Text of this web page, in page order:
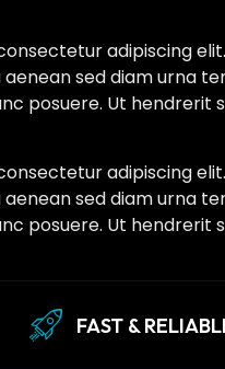
adipiscing
aenean sed diam urna
posuere. Ut
adipiscing
aenean sed diam urna
posuere. Ut
FAST &